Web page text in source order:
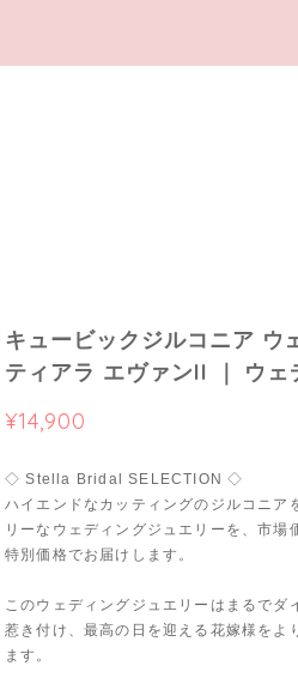
キュービックジルコニア ウ
ティアラ エヴァンII ｜ ウェ
¥14,900
◇ Stella Bridal SELECTION ◇
ハイエンドなカッティングのジルコニア
リーなウェディングジュエリーを、市
特別価格でお届けします。
このウェディングジュエリーはまるでダ
惹き付け、最高の日を迎える花嫁様をよ
ます。